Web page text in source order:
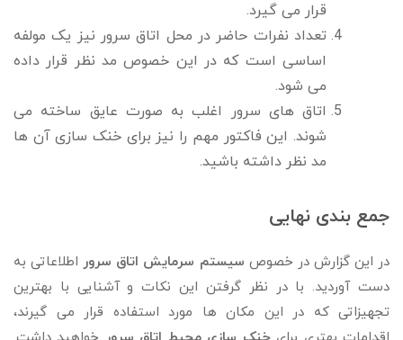
قرار می گیرد.
تعداد نفرات حاضر در محل اتاق سرور نیز یک مولفه
اساسی است که در این خصوص مد نظر قرار داده
می شود.
اتاق های سرور اغلب به صورت عایق ساخته می
شوند. این فاکتور مهم را نیز برای خنک سازی آن ها
مد نظر داشته باشید.
جمع بندی نهایی
در این گزارش در خصوص سیستم سرمایش اتاق سرور اطلاعاتی به
دست آوردید. با در نظر گرفتن این نکات و آشنایی با بهترین
تجهیزاتی که در این مکان ها مورد استفاده قرار می گیرند،